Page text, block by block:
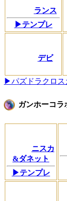
ランス
▶テンプレ
デビ
▶パズドラクロス
ガンホーコラ
ニスカ
&ダネット
▶テンプレ